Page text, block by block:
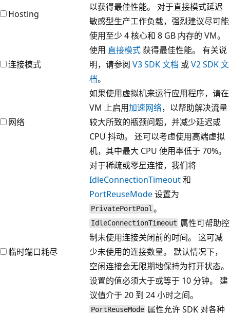
Hosting
以获得最佳性能。 对于直接模式延迟
敏感型生产工作负载，强烈建议尽可能
使用至少 4 核心和 8 GB 内存的 VM。
连接模式
使用 直接模式获得最佳性能。 有关说
明，请参阅 V3 SDK 文档 或V2 SDK 文
档。
网络
如果使用虚拟机来运行应用程序，请在
VM 上启用加速网络，以帮助解决流量
较大所致的瓶颈问题，并减少延迟或
CPU 抖动。 还可以考虑使用高端虚拟
机，其中最大 CPU 使用率低于 70%。
临时端口耗尽
对于稀疏或零星连接，我们将
IdleConnectionTimeout和
PortReuseMode设置为
PrivatePortPool 。
IdleConnectionTimeout 属性可帮助控
制未使用连接关闭前的时间。 这可减
少未使用的连接数量。 默认情况下，
空闲连接会无限期地保持为打开状态。
设置的值必须大于或等于 10 分钟。 建
议值介于 20 到 24 小时之间。
PortReuseMode 属性允许 SDK 对各种